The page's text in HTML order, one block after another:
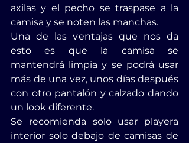
axilas y el pecho se traspase a la
camisa y se noten las manchas.
Una de las ventajas que nos da
esto es que la camisa se
mantendrá limpia y se podrá usar
más de una vez, unos días después
con otro pantalón y calzado dando
un look diferente.
Se recomienda solo usar playera
interior solo debajo de camisas de